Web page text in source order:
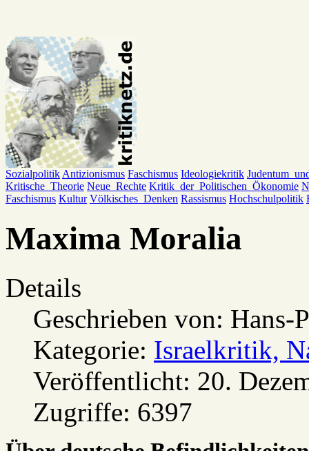
Sozialpolitik Antizionismus Faschismus Ideologiekritik
Kritische_Theorie Neue_Rechte Kritik_der_Politischen_Ökonomie
Faschismus Kultur Völkisches_Denken Rassismus Hochschulpolitik
Maxima Moralia
Details
Geschrieben von: Hans-
Kategorie: Israelkritik,
Veröffentlicht: 20.
Zugriffe: 6397